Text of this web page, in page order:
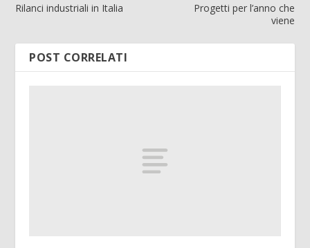
Rilanci industriali in Italia
Progetti per l’anno che
viene
POST CORRELATI